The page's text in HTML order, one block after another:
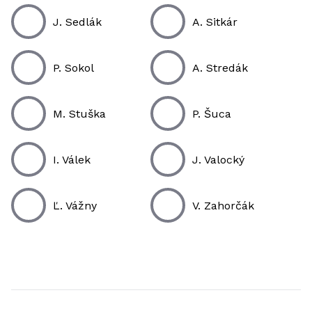
J. Sedlák A. Sitkár
P. Sokol A. Stredák
M. Stuška P. Šuca
I. Válek J. Valocký
Ľ. Vážny V. Zahorčák